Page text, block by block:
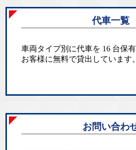
代車一覧
車両タイプ別に代車を 16 台保
お客様に無料で貸出しています。
お問い合わ